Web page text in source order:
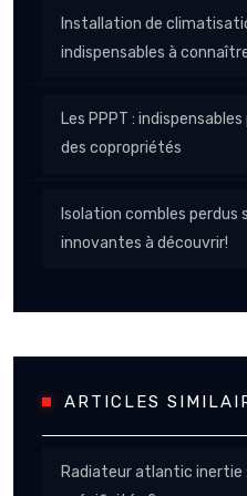
Installation de
indispensables à
Les PPPT :
des copropriétés
Isolation combles perdus
innovantes à découvrir!
ARTICLES
Radiateur atlantic inertie